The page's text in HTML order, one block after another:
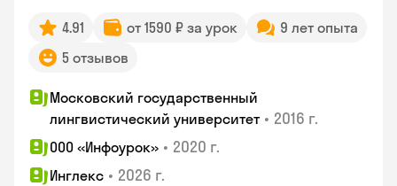
4.91 от 1590 ₽ за урок
9 лет опыта
5 отзывов
Московский государственный
лингвистический университет • 2016 г.
ООО «Инфоурок» • 2020 г.
Инглекс • 2026 г.